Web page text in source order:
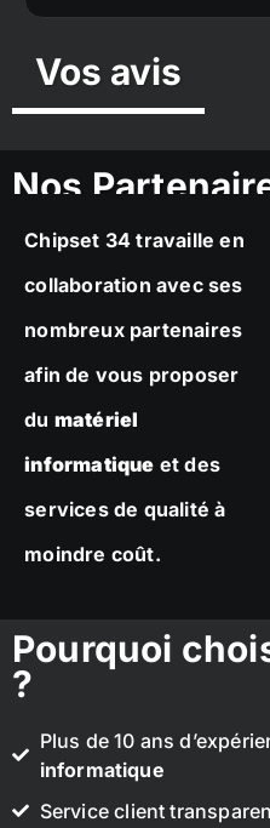
Vos avis
Nos
Chipset 34 travaille en
collaboration avec ses
nombreux partenaires
afin de vous proposer
du matériel
informatique et des
services de qualité à
moindre coût.
Pourquoi
?
Plus de 10 ans
informatique
Service client